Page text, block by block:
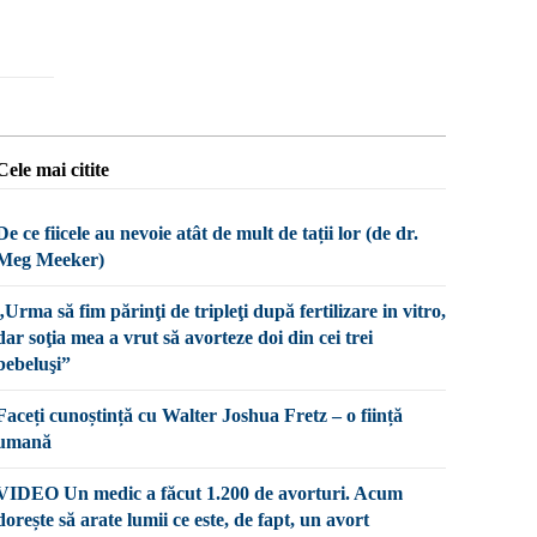
mai citite
ce fiicele au nevoie atât de mult de tații lor (de dr.
Meeker)
să fim părinţi de tripleţi după fertilizare in vitro,
soţia mea a vrut să avorteze doi din cei trei
cunoștință cu Walter Joshua Fretz – o ființă
Un medic a făcut 1.200 de avorturi. Acum
să arate lumii ce este, de fapt, un avort